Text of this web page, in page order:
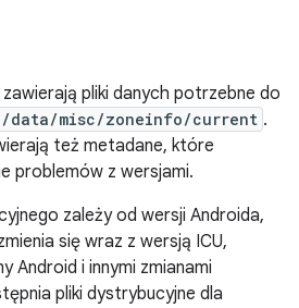
zawierają pliki danych potrzebne do
/data/misc/zoneinfo/current .
też metadane, które
problemów z wersjami.
zależy od wersji Androida,
się wraz z wersją ICU,
Android i innymi zmianami
pliki dystrybucyjne dla